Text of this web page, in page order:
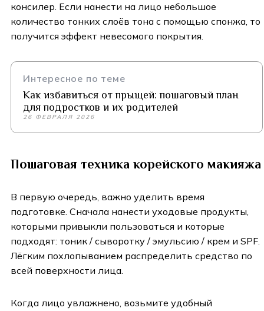
консилер. Если нанести на лицо небольшое
количество тонких слоёв тона с помощью спонжа, то
получится эффект невесомого покрытия.
Интересное по теме
Как избавиться от прыщей: пошаговый план
для подростков и их родителей
26 ФЕВРАЛЯ 2026
Пошаговая техника корейского макияжа
В первую очередь, важно уделить время
подготовке. Сначала нанести уходовые продукты,
которыми привыкли пользоваться и которые
подходят: тоник / сыворотку / эмульсию / крем и SPF.
Лёгким похлопыванием распределить средство по
всей поверхности лица.
Когда лицо увлажнено, возьмите удобный